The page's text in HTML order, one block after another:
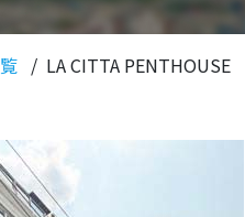
LA CITTA PENTHOUSE